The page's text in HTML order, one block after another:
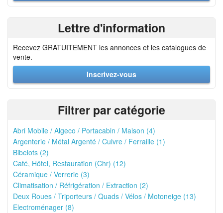
Lettre d'information
Recevez GRATUITEMENT les annonces et les catalogues de
vente.
Inscrivez-vous
Filtrer par catégorie
Abri Mobile / Algeco / Portacabin / Maison (4)
Argenterie / Métal Argenté / Cuivre / Ferraille (1)
Bibelots (2)
Café, Hôtel, Restauration (Chr) (12)
Céramique / Verrerie (3)
Climatisation / Réfrigération / Extraction (2)
Deux Roues / Triporteurs / Quads / Vélos / Motoneige (13)
Electroménager (8)